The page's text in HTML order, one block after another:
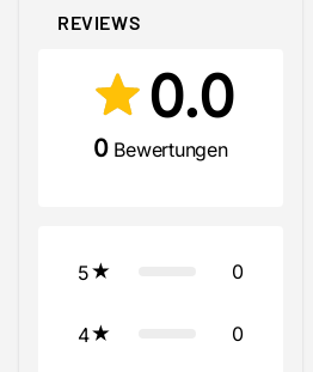
REVIEWS
0.0
0 Bewertungen
5 0
4 0